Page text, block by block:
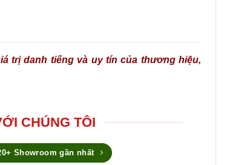
trị danh tiếng và uy tín của thương hiệu,
CHÚNG TÔI
Showroom gần nhất